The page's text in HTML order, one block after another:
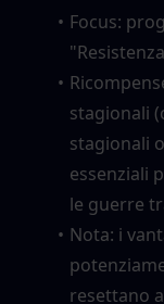
Focus:
stagionali
stagionali
essenziali
le guerre
Nota: i
resettano